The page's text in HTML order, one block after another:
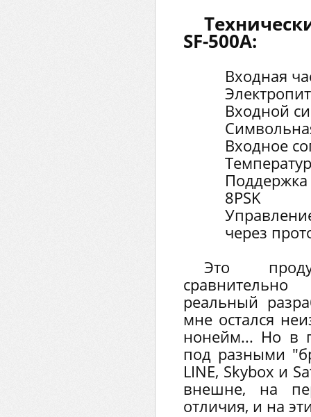
SF-500A:
Входная
Входной
Входное
8PSK
через
Это
реальный
мне остался
нонейм... Но в
под разными
LINE, Skybox и
внешне, на
отличия, и на